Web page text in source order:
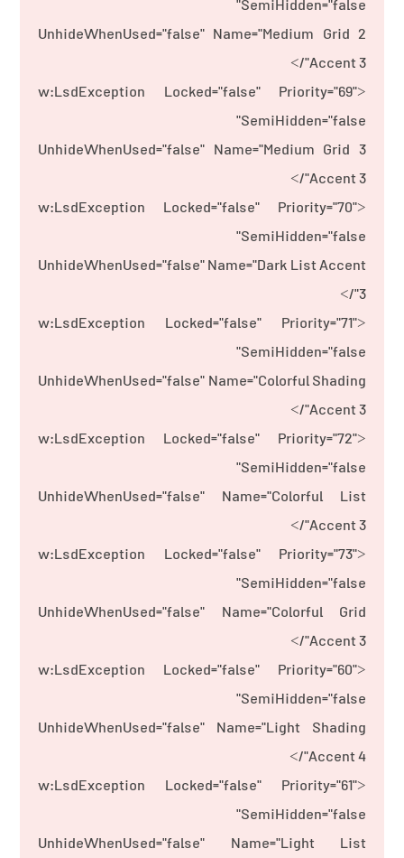
SemiHidden="false"
UnhideWhenUsed="false" Name="Medium Grid 2
Accent 3"/>
<w:LsdException Locked="false" Priority="69"
SemiHidden="false"
UnhideWhenUsed="false" Name="Medium Grid 3
Accent 3"/>
<w:LsdException Locked="false" Priority="70"
SemiHidden="false"
UnhideWhenUsed="false" Name="Dark List Accent
3"/>
<w:LsdException Locked="false" Priority="71"
SemiHidden="false"
UnhideWhenUsed="false" Name="Colorful Shading
Accent 3"/>
<w:LsdException Locked="false" Priority="72"
SemiHidden="false"
UnhideWhenUsed="false" Name="Colorful List
Accent 3"/>
<w:LsdException Locked="false" Priority="73"
SemiHidden="false"
UnhideWhenUsed="false" Name="Colorful Grid
Accent 3"/>
<w:LsdException Locked="false" Priority="60"
SemiHidden="false"
UnhideWhenUsed="false" Name="Light Shading
Accent 4"/>
<w:LsdException Locked="false" Priority="61"
SemiHidden="false"
UnhideWhenUsed="false" Name="Light List